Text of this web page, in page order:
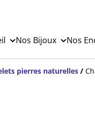
Nos Bijoux Nos
pierres naturelles /